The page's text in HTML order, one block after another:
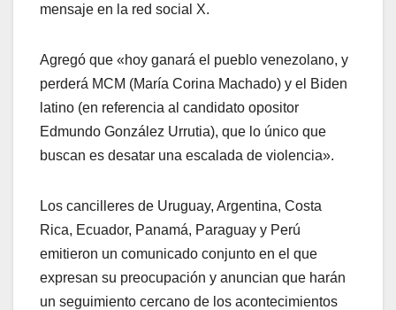
mensaje en la red social X.
Agregó que «hoy ganará el pueblo venezolano, y
perderá MCM (María Corina Machado) y el Biden
latino (en referencia al candidato opositor
Edmundo González Urrutia), que lo único que
buscan es desatar una escalada de violencia».
Los cancilleres de Uruguay, Argentina, Costa
Rica, Ecuador, Panamá, Paraguay y Perú
emitieron un comunicado conjunto en el que
expresan su preocupación y anuncian que harán
un seguimiento cercano de los acontecimientos